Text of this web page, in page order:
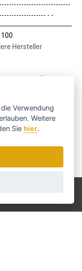
- -
Hersteller
verwenden wir Ihre Daten?
Verwendung
Weitere
Sie hier.